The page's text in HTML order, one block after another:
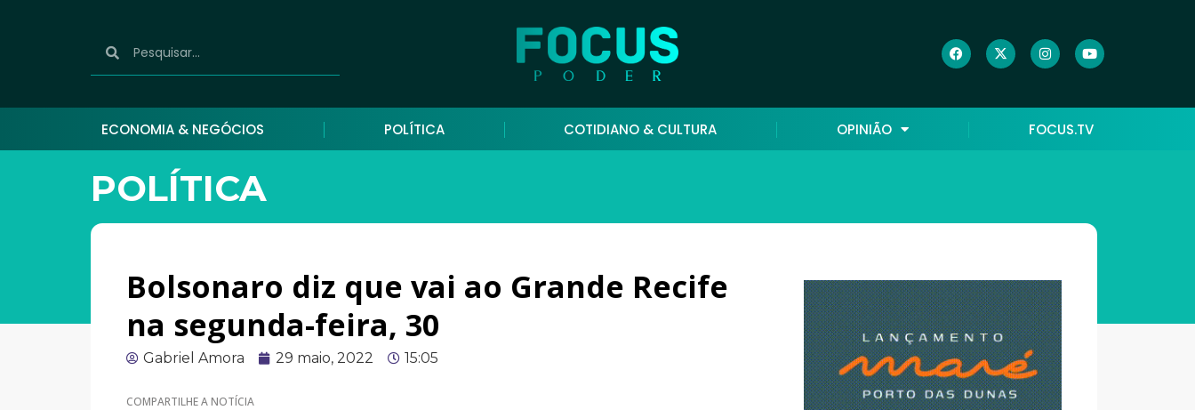
ECONOMIA & NEGÓCIOS POLÍTICA COTIDIANO & CULTURA OPINIÃO FOCUS.TV
POLÍTICA
Bolsonaro diz que vai ao Grande Recife
na segunda-feira, 30
Gabriel Amora 29 maio, 2022 15:05
COMPARTILHE A NOTÍCIA